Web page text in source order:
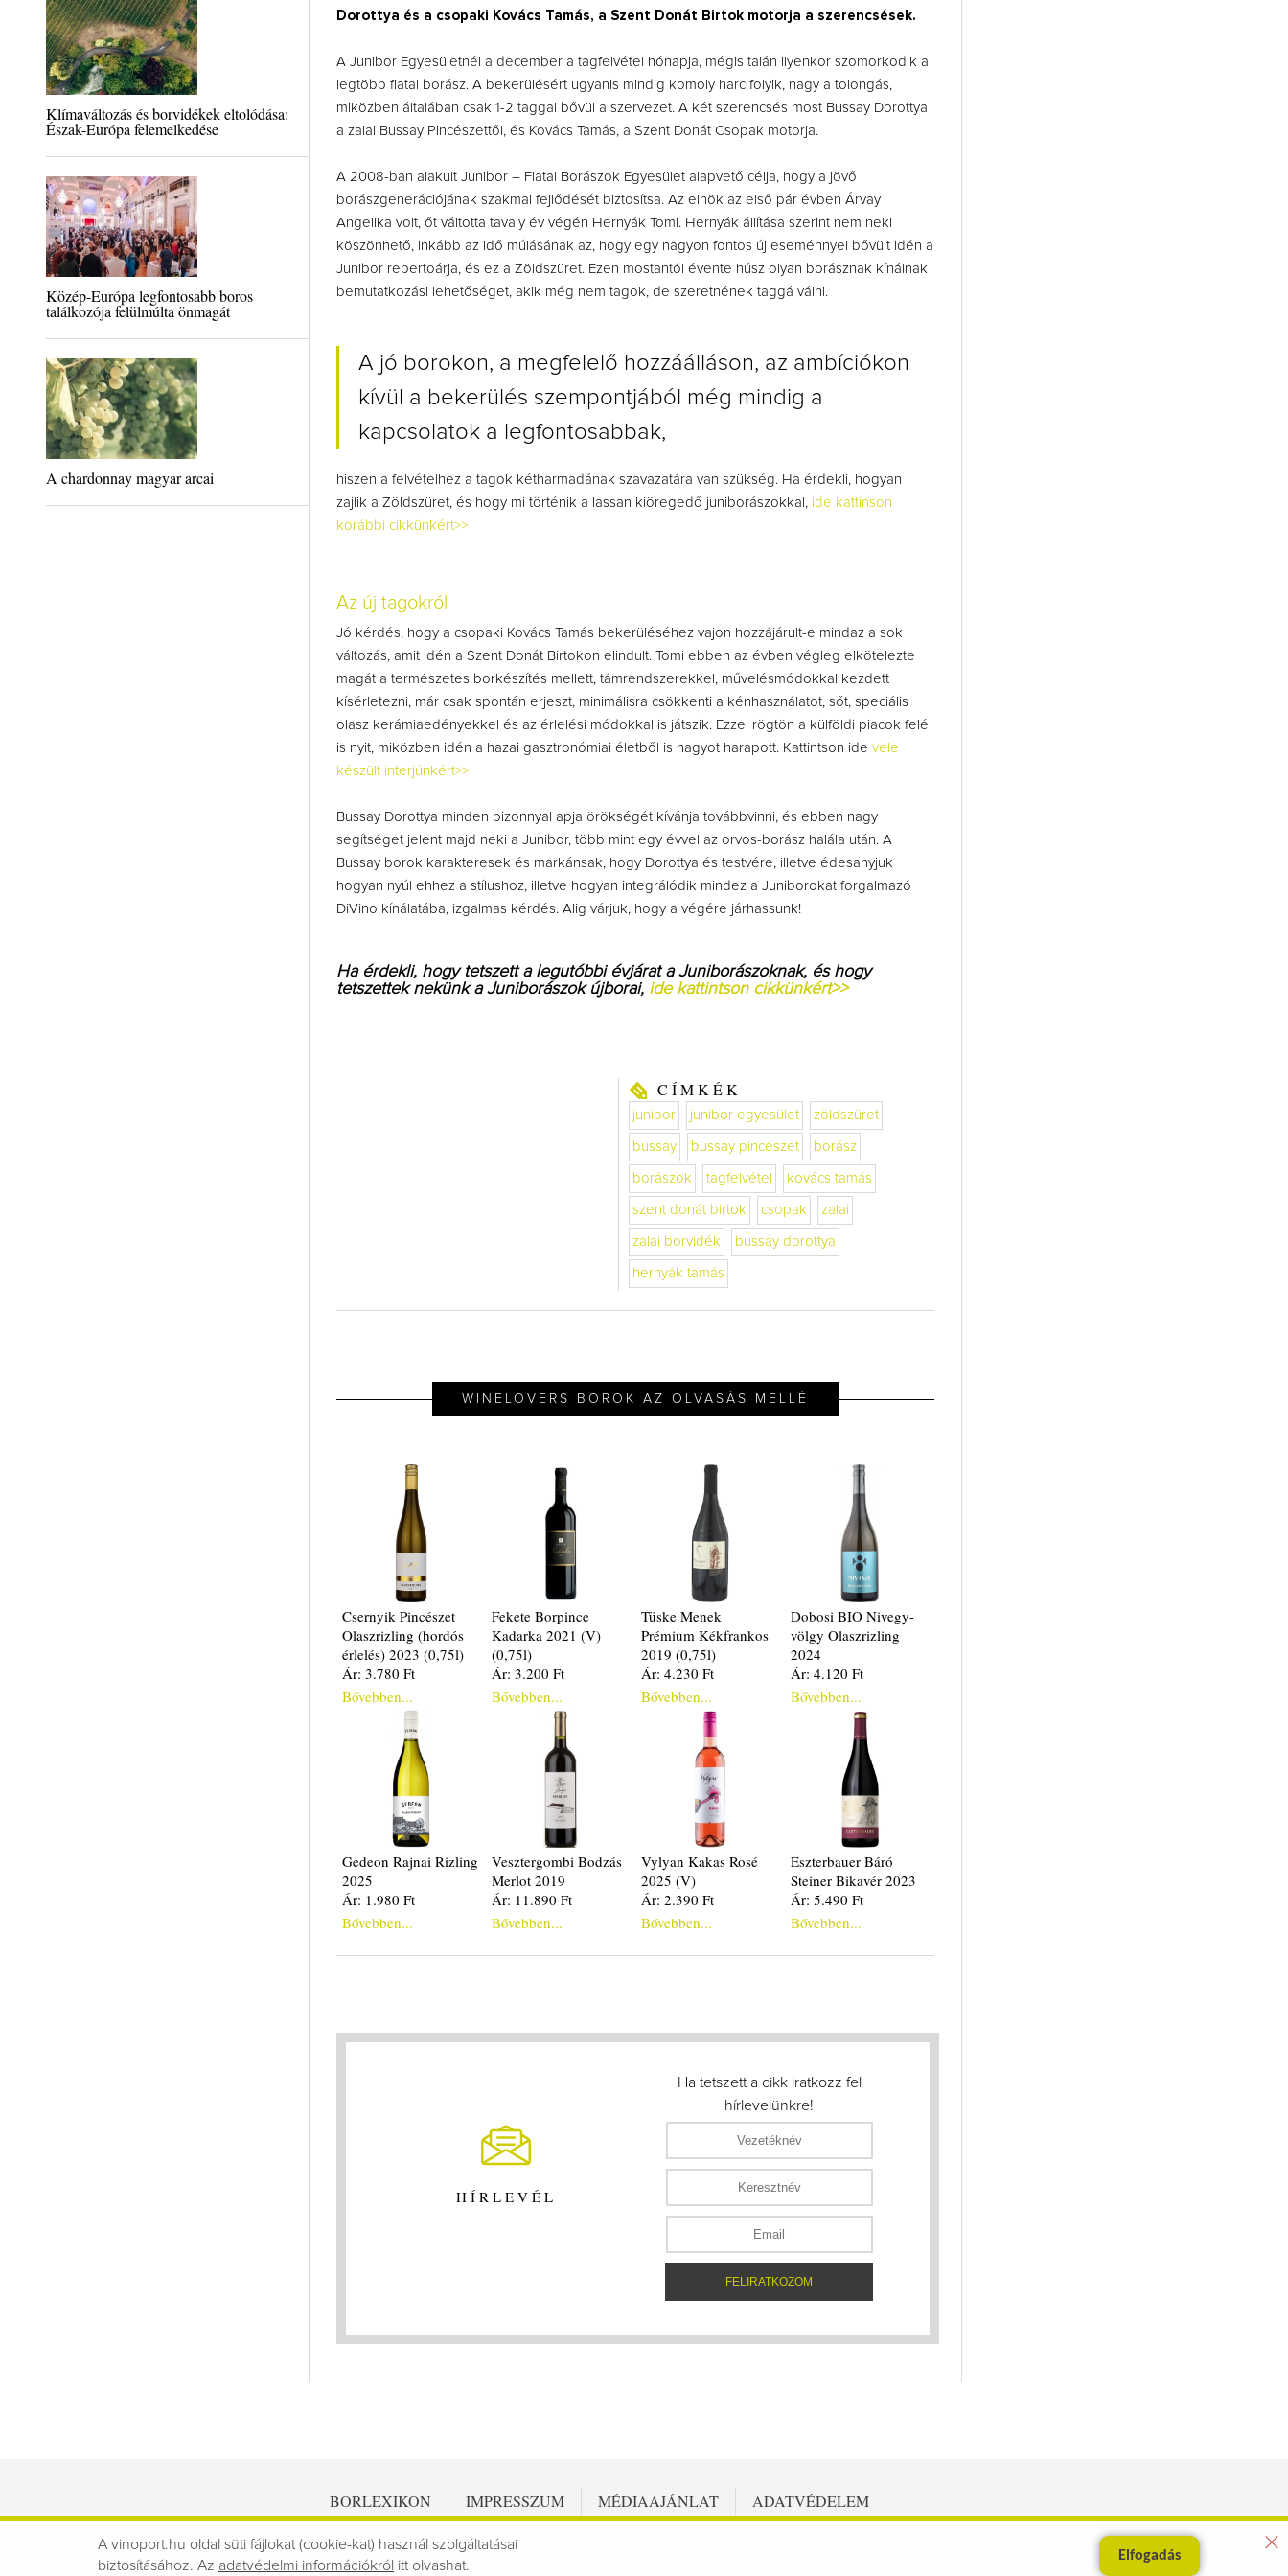
Klímaváltozás és borvidékek eltolódása:
Észak-Európa felemelkedése
Közép-Európa legfontosabb boros
találkozója felülmúlta önmagát
A chardonnay magyar arcai
Dorottya és a csopaki Kovács Tamás, a Szent Donát Birtok motorja a szerencsések.
A Junibor Egyesületnél a december a tagfelvétel hónapja, mégis talán ilyenkor szomorkodik a
legtöbb fiatal borász. A bekerülésért ugyanis mindig komoly harc folyik, nagy a tolongás,
miközben általában csak 1-2 taggal bővül a szervezet. A két szerencsés most Bussay Dorottya
a zalai Bussay Pincészettől, és Kovács Tamás, a Szent Donát Csopak motorja.
A 2008-ban alakult Junibor – Fiatal Borászok Egyesület alapvető célja, hogy a jövő
borászgenerációjának szakmai fejlődését biztosítsa. Az elnök az első pár évben Árvay
Angelika volt, őt váltotta tavaly év végén Hernyák Tomi. Hernyák állítása szerint nem neki
köszönhető, inkább az idő múlásának az, hogy egy nagyon fontos új eseménnyel bővült idén a
Junibor repertoárja, és ez a Zöldszüret. Ezen mostantól évente húsz olyan borásznak kínálnak
bemutatkozási lehetőséget, akik még nem tagok, de szeretnének taggá válni.
A jó borokon, a megfelelő hozzáálláson, az ambíciókon
kívül a bekerülés szempontjából még mindig a
kapcsolatok a legfontosabbak,
hiszen a felvételhez a tagok kétharmadának szavazatára van szükség. Ha érdekli, hogyan
zajlik a Zöldszüret, és hogy mi történik a lassan kiöregedő juniborászokkal, ide kattinson
korábbi cikkünkért>>
Az új tagokról
Jó kérdés, hogy a csopaki Kovács Tamás bekerüléséhez vajon hozzájárult-e mindaz a sok
változás, amit idén a Szent Donát Birtokon elindult. Tomi ebben az évben végleg elkötelezte
magát a természetes borkészítés mellett, támrendszerekkel, művelésmódokkal kezdett
kísérletezni, már csak spontán erjeszt, minimálisra csökkenti a kénhasználatot, sőt, speciális
olasz kerámiaedényekkel és az érlelési módokkal is játszik. Ezzel rögtön a külföldi piacok felé
is nyit, miközben idén a hazai gasztronómiai életből is nagyot harapott. Kattintson ide vele
készült interjúnkért>>
Bussay Dorottya minden bizonnyal apja örökségét kívánja továbbvinni, és ebben nagy
segítséget jelent majd neki a Junibor, több mint egy évvel az orvos-borász halála után. A
Bussay borok karakteresek és markánsak, hogy Dorottya és testvére, illetve édesanyjuk
hogyan nyúl ehhez a stílushoz, illetve hogyan integrálódik mindez a Juniborokat forgalmazó
DiVino kínálatába, izgalmas kérdés. Alig várjuk, hogy a végére járhassunk!
Ha érdekli, hogy tetszett a legutóbbi évjárat a Juniborászoknak, és hogy
tetszettek nekünk a Juniborászok újborai, ide kattintson cikkünkért>>
CÍMKÉK
junibor junibor egyesület zöldszüret
bussay bussay pincészet borász
borászok tagfelvétel kovács tamás
szent donát birtok csopak zalai
zalai borvidék bussay dorottya
hernyák tamás
WINELOVERS BOROK AZ OLVASÁS MELLÉ
Csernyik Pincészet
Olaszrizling (hordós
érlelés) 2023 (0,75l)
Ár: 3.780 Ft
Bővebben...
Fekete Borpince
Kadarka 2021 (V)
(0,75l)
Ár: 3.200 Ft
Bővebben...
Tüske Menek
Prémium Kékfrankos
2019 (0,75l)
Ár: 4.230 Ft
Bővebben...
Dobosi BIO Nivegy-
völgy Olaszrizling
2024
Ár: 4.120 Ft
Bővebben...
Gedeon Rajnai Rizling
2025
Ár: 1.980 Ft
Bővebben...
Vesztergombi Bodzás
Merlot 2019
Ár: 11.890 Ft
Bővebben...
Vylyan Kakas Rosé
2025 (V)
Ár: 2.390 Ft
Bővebben...
Eszterbauer Báró
Steiner Bikavér 2023
Ár: 5.490 Ft
Bővebben...
HÍRLEVÉL
Ha tetszett a cikk iratkozz fel
hírlevelünkre!
BORLEXIKON IMPRESSZUM MÉDIAAJÁNLAT ADATVÉDELEM
A vinoport.hu oldal süti fájlokat (cookie-kat) használ szolgáltatásai
biztosításához. Az adatvédelmi információkról itt olvashat.
Elfogadás